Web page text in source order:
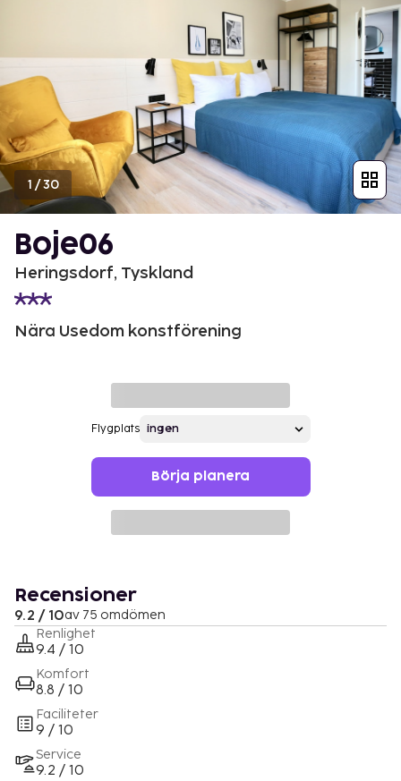
1 /30
Boje06
Heringsdorf, Tyskland
Nära Usedom konstförening
Flygplats
Börja planera
Recensioner
9.2 / 10av 75 omdömen
Renlighet
9.4 / 10
Komfort
8.8 / 10
Faciliteter
9 / 10
Service
9.2 / 10